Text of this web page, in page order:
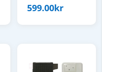
599.00kr